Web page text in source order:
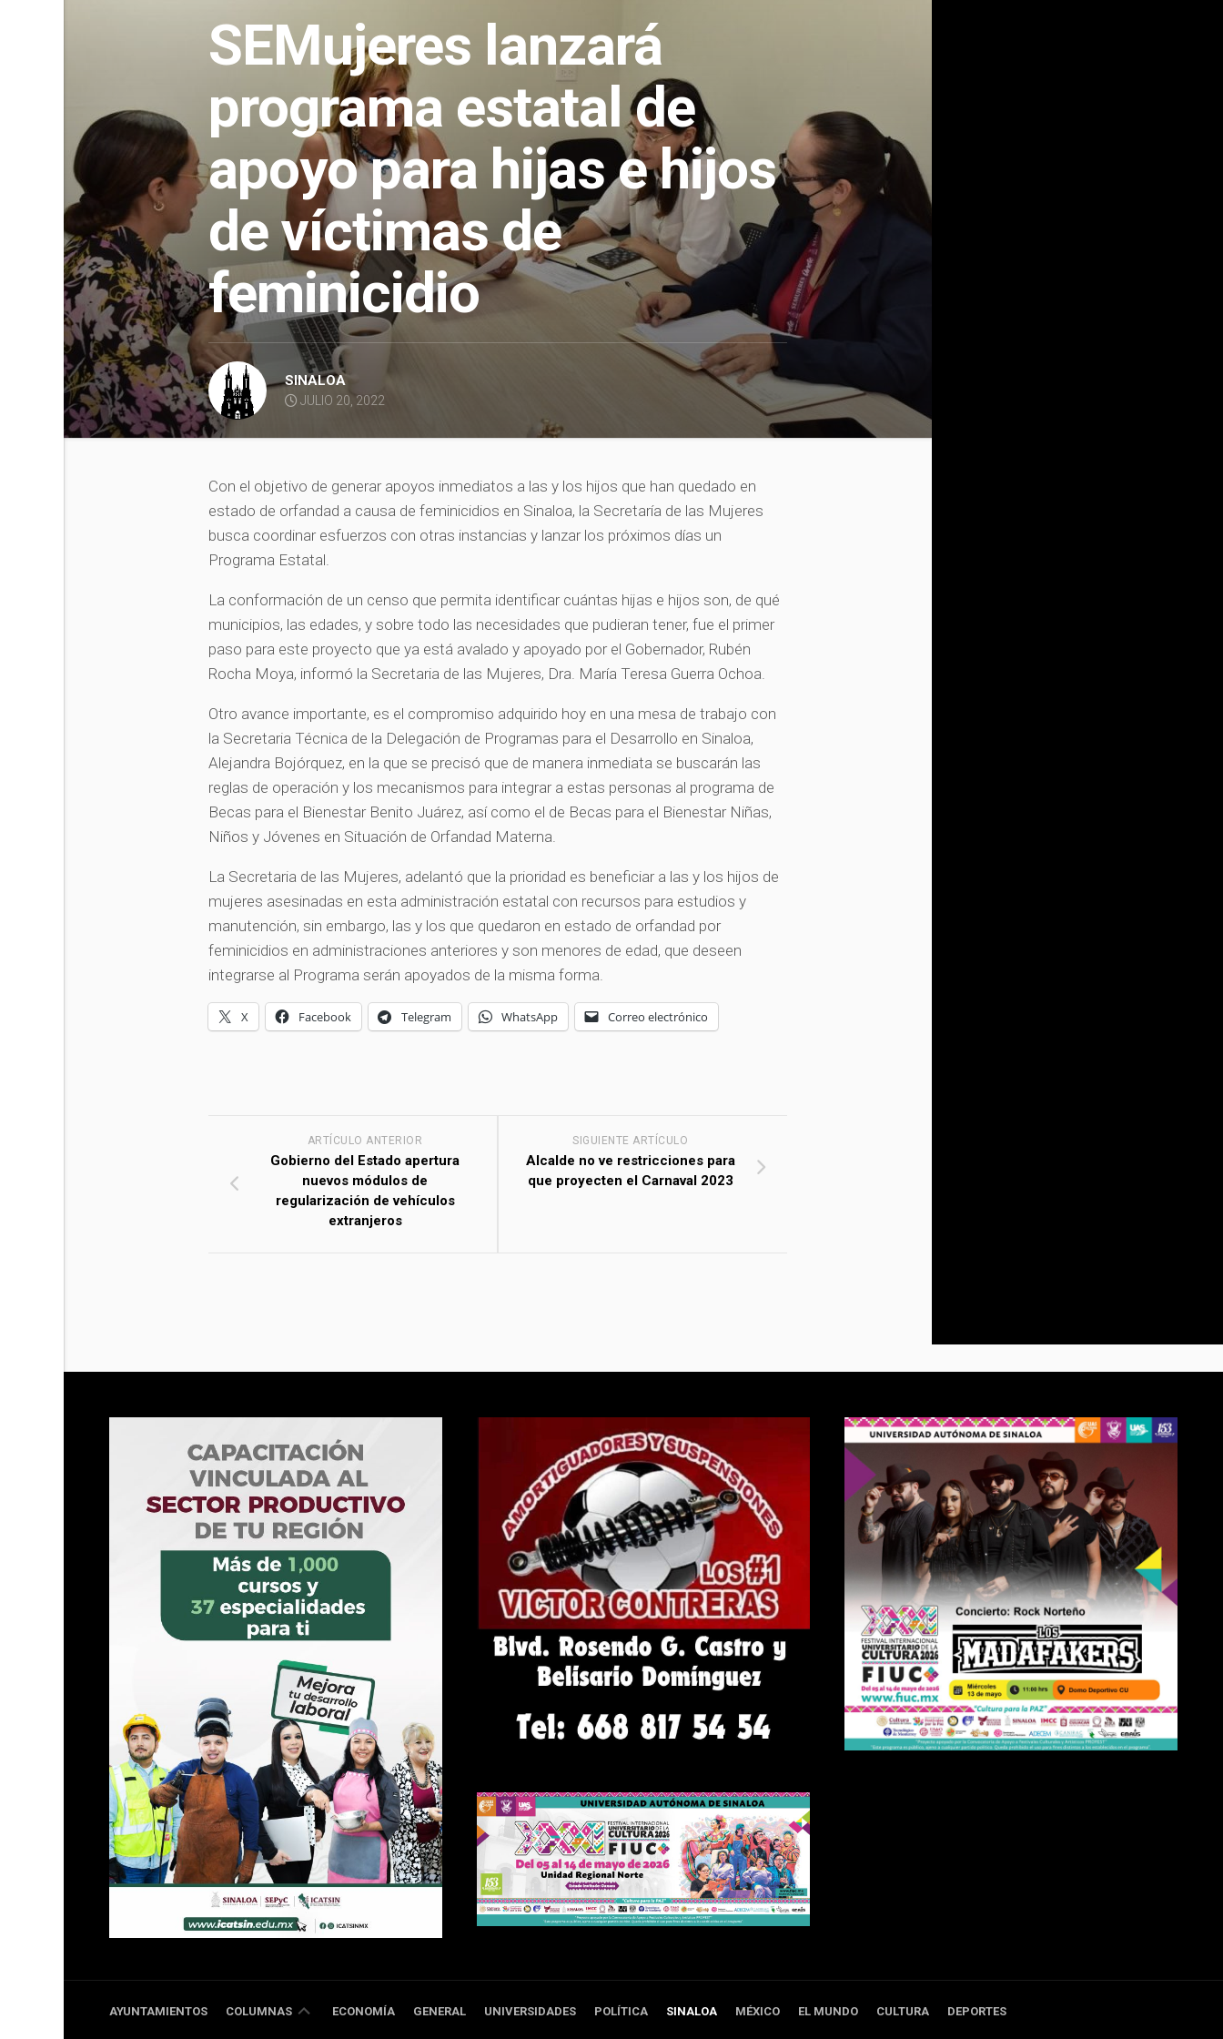
SEMujeres lanzará
programa estatal de
apoyo para hijas e hijos
de víctimas de
feminicidio
SINALOA
JULIO 20, 2022
Con el objetivo de generar apoyos inmediatos a las y los hijos que han quedado en
estado de orfandad a causa de feminicidios en Sinaloa, la Secretaría de las Mujeres
busca coordinar esfuerzos con otras instancias y lanzar los próximos días un
Programa Estatal.
La conformación de un censo que permita identificar cuántas hijas e hijos son, de qué
municipios, las edades, y sobre todo las necesidades que pudieran tener, fue el primer
paso para este proyecto que ya está avalado y apoyado por el Gobernador, Rubén
Rocha Moya, informó la Secretaria de las Mujeres, Dra. María Teresa Guerra Ochoa.
Otro avance importante, es el compromiso adquirido hoy en una mesa de trabajo con
la Secretaria Técnica de la Delegación de Programas para el Desarrollo en Sinaloa,
Alejandra Bojórquez, en la que se precisó que de manera inmediata se buscarán las
reglas de operación y los mecanismos para integrar a estas personas al programa de
Becas para el Bienestar Benito Juárez, así como el de Becas para el Bienestar Niñas,
Niños y Jóvenes en Situación de Orfandad Materna.
La Secretaria de las Mujeres, adelantó que la prioridad es beneficiar a las y los hijos de
mujeres asesinadas en esta administración estatal con recursos para estudios y
manutención, sin embargo, las y los que quedaron en estado de orfandad por
feminicidios en administraciones anteriores y son menores de edad, que deseen
integrarse al Programa serán apoyados de la misma forma.
X Facebook Telegram WhatsApp Correo electrónico
SIGUIENTE ARTÍCULO
Alcalde no ve restricciones para
que proyecten el Carnaval 2023
ARTÍCULO ANTERIOR
Gobierno del Estado apertura
nuevos módulos de
regularización de vehículos
extranjeros
AYUNTAMIENTOS COLUMNAS
RR
ECONOMÍA GENERAL UNIVERSIDADES POLÍTICA SINALOA MÉXICO EL MUNDO CULTURA DEPORTES